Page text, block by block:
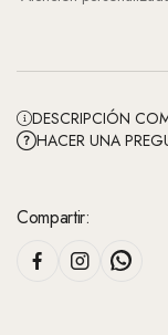
DESCRIPCIÓN
HACER UNA
Compartir: